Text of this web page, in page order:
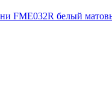
FME032R белый